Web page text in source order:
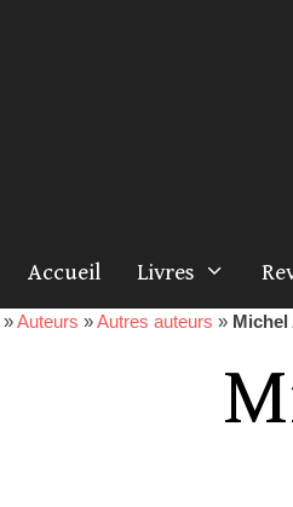
Accueil Livres
»Auteurs »Autres auteurs »